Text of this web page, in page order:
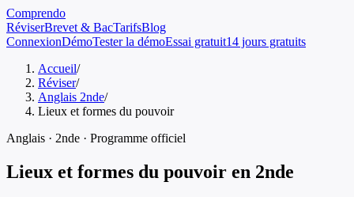
Comprendo
RéviserBrevet & BacTarifsBlog
ConnexionDémoTester la démoEssai gratuit14 jours gratuits
Accueil/
Réviser/
Anglais 2nde/
Lieux et formes du pouvoir
Anglais · 2nde · Programme officiel
Lieux et formes du pouvoir en 2nde